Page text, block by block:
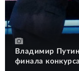
Владимир
финала